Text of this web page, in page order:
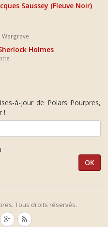
Saussey (Fleuve Noir)
Wargrave
Holmes
à-jour de Polars Pourpres,
!
Tous droits réservés.